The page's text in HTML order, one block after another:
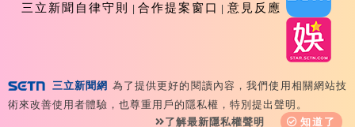
三立新聞自律守則
合作提案窗口 意見反應
Copyright ©2026 Sanlih E-Television All Rights
Reserved 版權所有 盜用必究 台北市內湖區舊宗路一段159
三立新聞網 為了提供更好的閱讀內容，我們使用相關網站技
術來改善使用者體驗，也尊重用戶的隱私權，特別提出聲明。
了解最新隱私權聲明
知道了